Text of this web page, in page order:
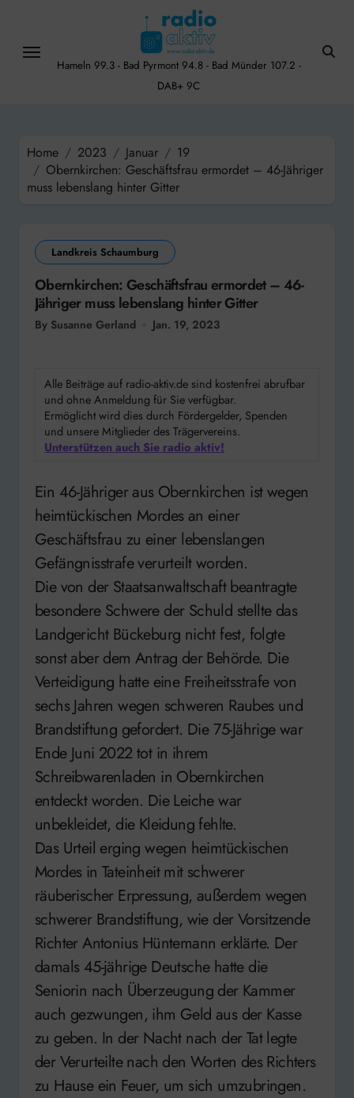
content
Hameln 99.3 - Bad Pyrmont 94.8 - Bad Münder 107.2 -
DAB+ 9C
Home 2023 Januar
19
Obernkirchen: Geschäftsfrau ermordet – 46-Jähriger
muss lebenslang hinter Gitter
Landkreis Schaumburg
Obernkirchen: Geschäftsfrau ermordet – 46-
Jähriger muss lebenslang hinter Gitter
By Susanne Gerland Jan. 19, 2023
Alle Beiträge auf radio-aktiv.de sind kostenfrei abrufbar
und ohne Anmeldung für Sie verfügbar.
Ermöglicht wird dies durch Fördergelder, Spenden
und unsere Mitglieder des Trägervereins.
Unterstützen auch Sie radio aktiv!
Ein 46-Jähriger aus Obernkirchen ist wegen
heimtückischen Mordes an einer
Geschäftsfrau zu einer lebenslangen
Gefängnisstrafe verurteilt worden.
Die von der Staatsanwaltschaft beantragte
besondere Schwere der Schuld stellte das
Landgericht Bückeburg nicht fest, folgte
sonst aber dem Antrag der Behörde. Die
Verteidigung hatte eine Freiheitsstrafe von
sechs Jahren wegen schweren Raubes und
Brandstiftung gefordert. Die 75-Jährige war
Ende Juni 2022 tot in ihrem
Schreibwarenladen in Obernkirchen
entdeckt worden. Die Leiche war
unbekleidet, die Kleidung fehlte.
Das Urteil erging wegen heimtückischen
Mordes in Tateinheit mit schwerer
räuberischer Erpressung, außerdem wegen
schwerer Brandstiftung, wie der Vorsitzende
Richter Antonius Hüntemann erklärte. Der
damals 45-jährige Deutsche hatte die
Seniorin nach Überzeugung der Kammer
auch gezwungen, ihm Geld aus der Kasse
zu geben. In der Nacht nach der Tat legte
der Verurteilte nach den Worten des Richters
zu Hause ein Feuer, um sich umzubringen.